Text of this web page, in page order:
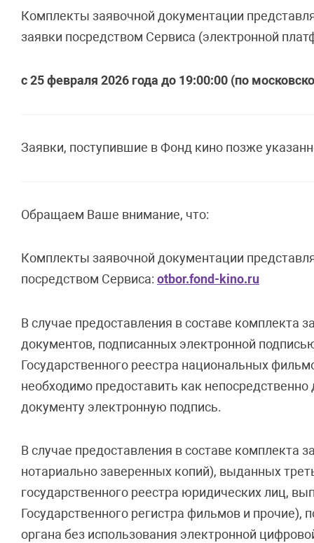
Комплекты заявочной документации
заявки посредством Сервиса (электронной
с 25 февраля 2026 года до 19:00:00 (по
Заявки, поступившие в Фонд кино позже
Обращаем Ваше внимание, что:
Комплекты заявочной документации
посредством Сервиса: otbor.fond-kino.ru
В случае предоставления в составе
документов, подписанных электронной
Государственного реестра национальных
необходимо предоставить как
документу электронную подпись.
В случае предоставления в составе комплекта
нотариально заверенных копий), выданных
государственного реестра юридических лиц,
Государственного регистра фильмов и
органа без использования электронной